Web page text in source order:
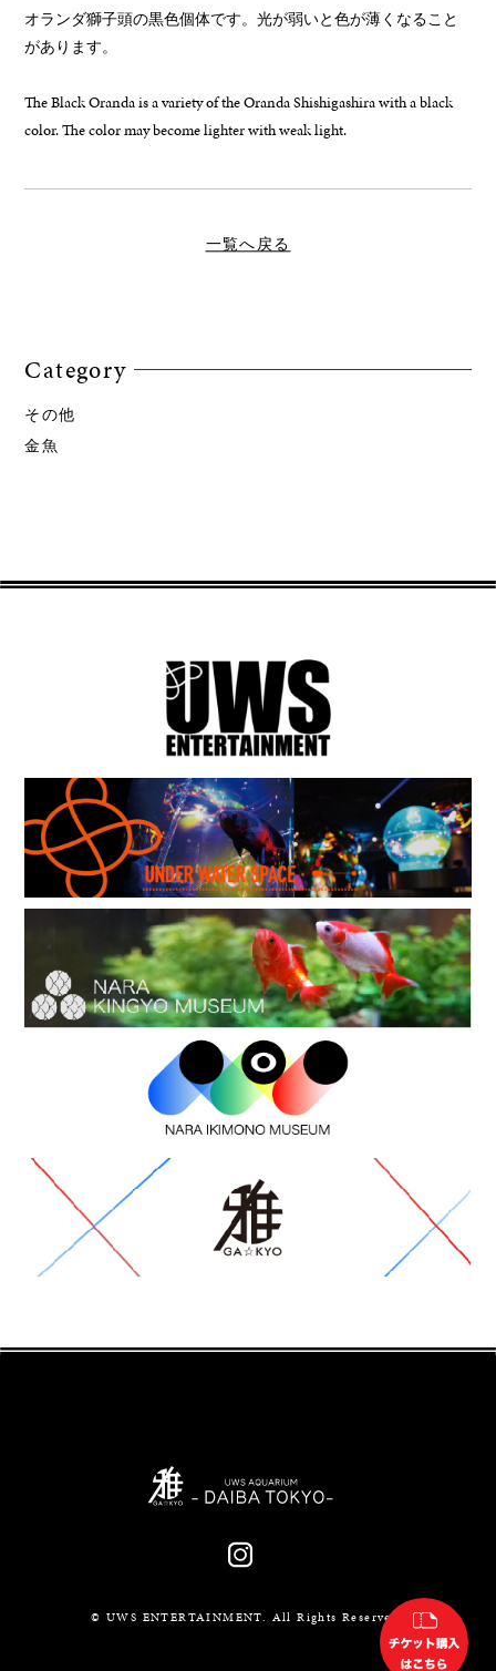
オランダ獅子頭の黒色個体です。光が弱いと色が薄くなること
があります。
The Black Oranda is a variety of the Oranda Shishigashira with a black
color. The color may become lighter with weak light.
一覧へ戻る
Category
その他
金魚
© UWS ENTERTAINMENT. All Rights Reserved.